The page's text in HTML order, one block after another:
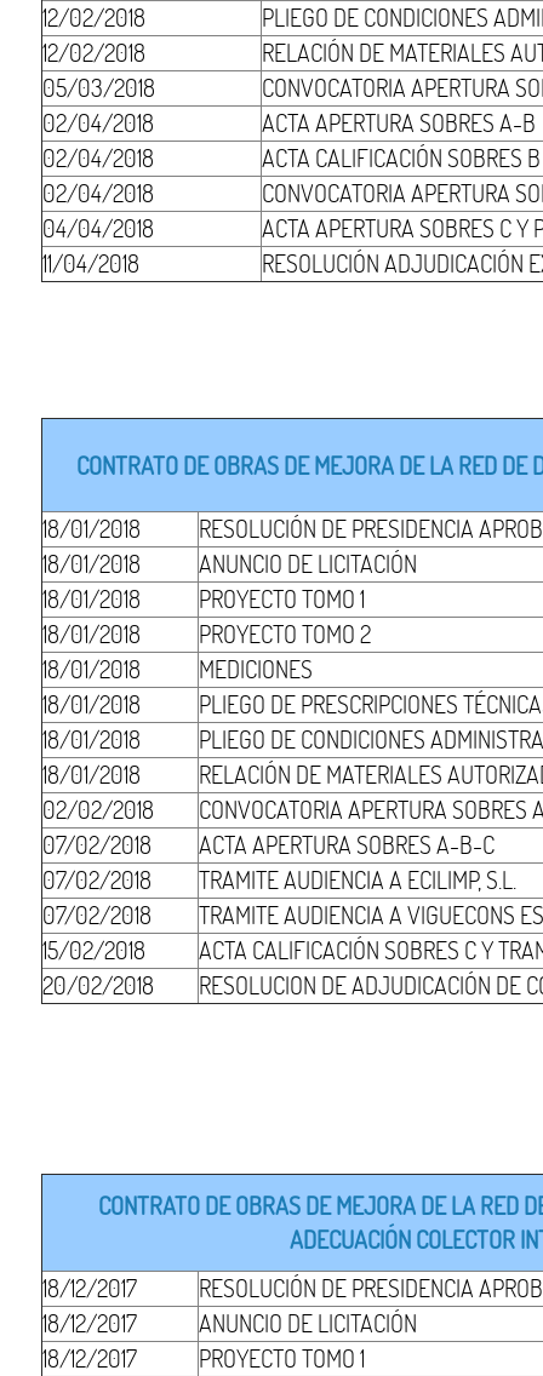
12/02/2018
PLIEGO DE CONDICIONES
12/02/2018
RELACIÓN DE MATERIALES
05/03/2018
CONVOCATORIA APERTURA
02/04/2018
ACTA APERTURA SOBRES A-B
02/04/2018
ACTA CALIFICACIÓN SOBRES B
02/04/2018
CONVOCATORIA APERTURA
04/04/2018
ACTA APERTURA SOBRES C Y
11/04/2018
RESOLUCIÓN ADJUDICACIÓN
CONTRATO DE OBRAS DE MEJORA DE LA RED
18/01/2018
RESOLUCIÓN DE PRESIDENCIA
18/01/2018
ANUNCIO DE LICITACIÓN
18/01/2018
PROYECTO TOMO 1
18/01/2018
PROYECTO TOMO 2
18/01/2018
MEDICIONES
18/01/2018
PLIEGO DE PRESCRIPCIONES
18/01/2018
PLIEGO DE CONDICIONES
18/01/2018
RELACIÓN DE MATERIALES
02/02/2018
CONVOCATORIA APERTURA SOBRES
07/02/2018
ACTA APERTURA SOBRES A-B-C
07/02/2018
TRAMITE AUDIENCIA A ECILIMP, S.L.
07/02/2018
TRAMITE AUDIENCIA A VIGUECONS
15/02/2018
ACTA CALIFICACIÓN SOBRES C Y
20/02/2018
RESOLUCION DE ADJUDICACIÓN DE
CONTRATO DE OBRAS DE MEJORA DE LA RED
ADECUACIÓN COLECTOR
18/12/2017
RESOLUCIÓN DE PRESIDENCIA
18/12/2017
ANUNCIO DE LICITACIÓN
18/12/2017
PROYECTO TOMO 1